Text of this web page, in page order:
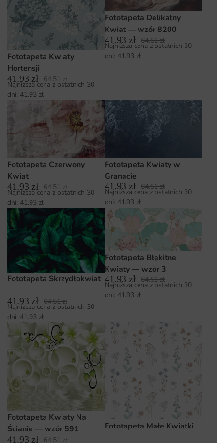
Fototapeta Kwiaty
Hortensji
41.93 zł 64.51zł
Najniższa cena z ostatnich 30
dni: 41.93 zł
Fototapeta Delikatny
Kwiat — wzór 8200
41.93 zł 64.51zł
Najniższa cena z ostatnich 30
dni: 41.93 zł
Fototapeta Czerwony
Kwiat
41.93 zł 64.51zł
Najniższa cena z ostatnich 30
dni: 41.93 zł
Fototapeta Kwiaty w
Granacie
41.93 zł 64.51zł
Najniższa cena z ostatnich 30
dni: 41.93 zł
Fototapeta Skrzydłokwiat
41.93 zł 64.51zł
Najniższa cena z ostatnich 30
dni: 41.93 zł
Fototapeta Błękitne
Kwiaty — wzór 3
41.93 zł 64.51zł
Najniższa cena z ostatnich 30
dni: 41.93 zł
Fototapeta Kwiaty Na
Ścianie — wzór 591
41.93 zł 64.51zł
Fototapeta Małe Kwiatki